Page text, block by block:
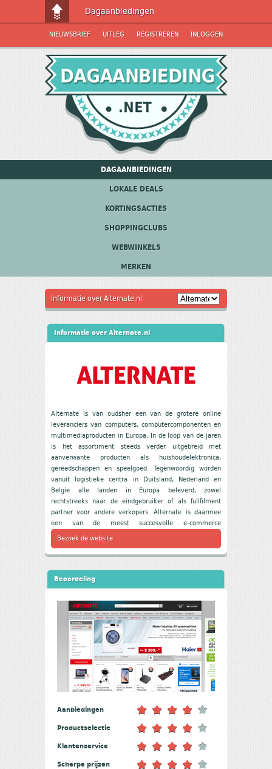
Dagaanbiedingen
NIEUWSBRIEF UITLEG REGISTREREN INLOGGEN
DAGAANBIEDINGEN
LOKALE DEALS
KORTINGSACTIES
SHOPPINGCLUBS
WEBWINKELS
MERKEN
Informatie over Alternate.nl
Informatie over Alternate.nl
Alternate is van oudsher een van de grotere online
leveranciers van computers, computercomponenten en
multimediaproducten in Europa. In de loop van de jaren
is het assortiment steeds verder uitgebreid met
aanverwante producten als huishoudelektronica,
gereedschappen en speelgoed. Tegenwoordig worden
vanuit logistieke centra in Duitsland, Nederland en
Belgie alle landen in Europa beleverd, zowel
rechtstreeks naar de eindgebruiker of als fullfilment
partner voor andere verkopers. Alternate is daarmee
een van de meest succesvolle e-commerce
ondernemingen in haar branche.
Bezoek de website
Beoordeling
Aanbiedingen
Productselectie
Klantenservice
Scherpe prijzen